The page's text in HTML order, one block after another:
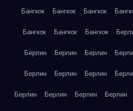
Бангкок Бангкок Бангкок
Бангкок Бангкок Бангкок
Берлин Берлин Берлин
Берлин Берлин Берлин
Берлин Берлин Берлин Берлин